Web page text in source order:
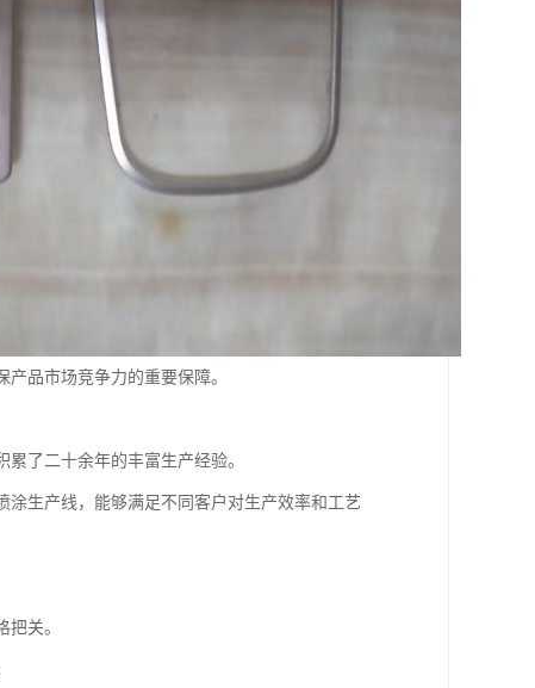
品市场竞争力的重要保障。
了二十余年的丰富生产经验。
生产线，能够满足不同客户对生产效率和工艺
关。